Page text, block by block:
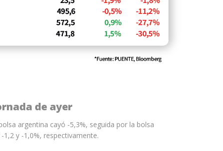
de ayer
argentina cayó -5,3%, seguida por la bolsa
y -1,0%, respectivamente.